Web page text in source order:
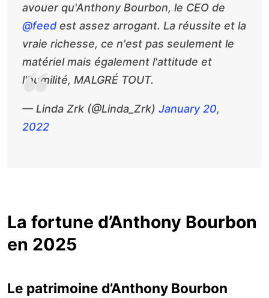
avouer qu'Anthony Bourbon, le CEO de
@feed est assez arrogant. La réussite et la
vraie richesse, ce n'est pas seulement le
matériel mais également l'attitude et
l'humilité, MALGRÉ TOUT.
— Linda Zrk (@Linda_Zrk) January 20,
2022
La fortune d’Anthony Bourbon
en 2025
Le patrimoine d’Anthony Bourbon